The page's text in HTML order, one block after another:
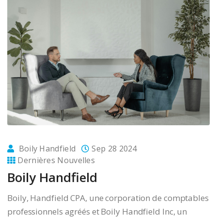
Boily Handfield
Sep 28 2024
Dernières Nouvelles
Boily Handfield
Boily, Handfield CPA, une corporation de comptables
professionnels agréés et Boily Handfield Inc, un